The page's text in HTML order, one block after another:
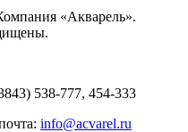
«Акварель».
538-777, 454-333
info@acvarel.ru